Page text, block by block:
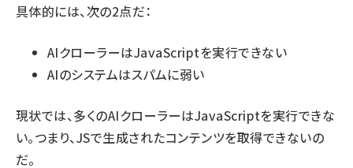
具体的には、次の2点だ：
AIクローラーはJavaScriptを実行できない
AIのシステムはスパムに弱い
現状では、多くのAIクローラーはJavaScriptを実行できな
い。つまり、JSで生成されたコンテンツを取得できないの
だ。